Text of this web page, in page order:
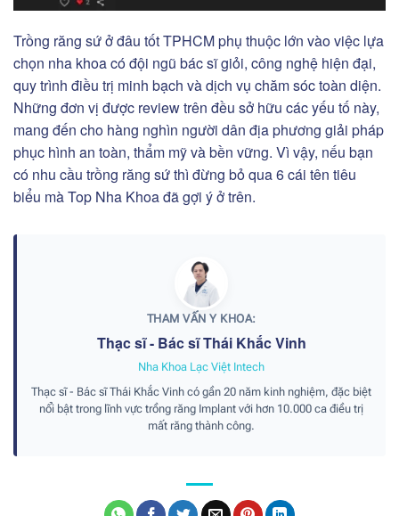
Trồng răng sứ ở đâu tốt TPHCM phụ thuộc lớn vào việc lựa
chọn nha khoa có đội ngũ bác sĩ giỏi, công nghệ hiện đại,
quy trình điều trị minh bạch và dịch vụ chăm sóc toàn diện.
Những đơn vị được review trên đều sở hữu các yếu tố này,
mang đến cho hàng nghìn người dân địa phương giải pháp
phục hình an toàn, thẩm mỹ và bền vững. Vì vậy, nếu bạn
có nhu cầu trồng răng sứ thì đừng bỏ qua 6 cái tên tiêu
biểu mà Top Nha Khoa đã gợi ý ở trên.
THAM VẤN Y KHOA:
Thạc sĩ - Bác sĩ Thái Khắc Vinh
Nha Khoa Lạc Việt Intech
Thạc sĩ - Bác sĩ Thái Khắc Vinh có gần 20 năm kinh nghiệm, đặc biệt
nổi bật trong lĩnh vực trồng răng Implant với hơn 10.000 ca điều trị
mất răng thành công.